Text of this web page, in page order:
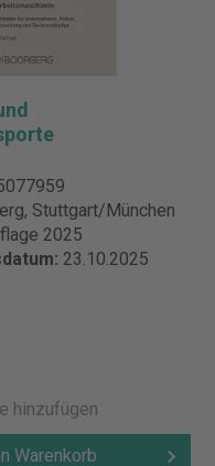
Stuttgart/München
2025
23.10.2025
hinzufügen
Warenkorb